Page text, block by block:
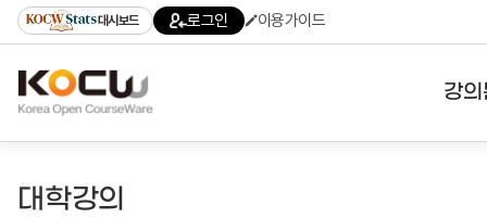
기
기
기
content)
가
대시보드 로그인 이용가이드
강
대학강의